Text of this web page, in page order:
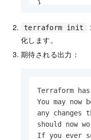
variable
default
# 0: 保険版、
variable
type
default
terraform init
化します。
期待される出力：
Terraform
You may
any
should now
If you ever